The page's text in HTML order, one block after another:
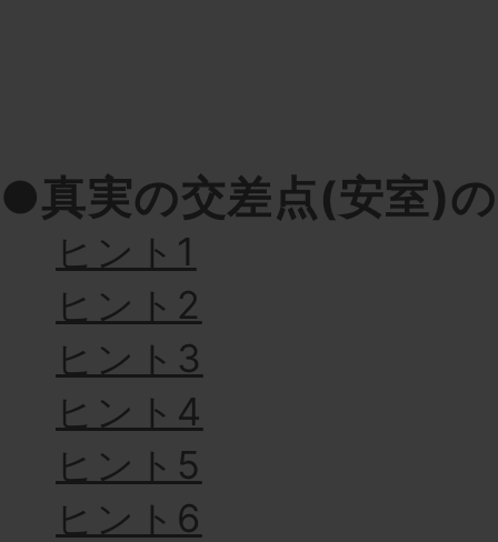
●真実の交差点(安室)
ヒント1
ヒント2
ヒント3
ヒント4
ヒント5
ヒント6